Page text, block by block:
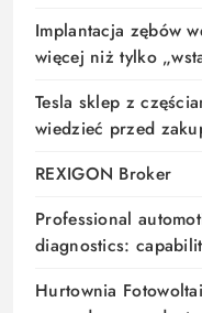
Implantacja zębów
więcej niż tylko
Tesla sklep z
wiedzieć przed
REXIGON Broker
Professional
diagnostics:
Hurtownia